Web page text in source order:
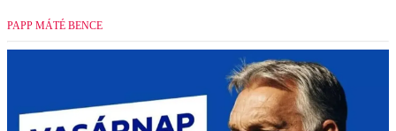
PAPP MÁTÉ BENCE